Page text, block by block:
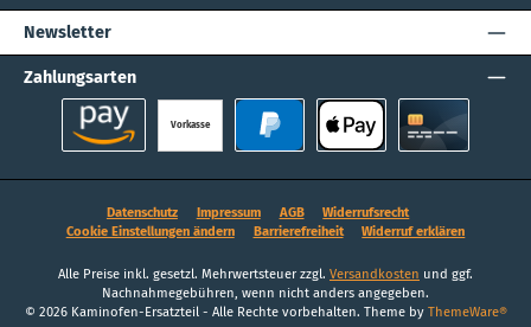
Newsletter
Zahlungsarten
Vorkasse
Datenschutz Impressum AGB
Widerrufsrecht
Cookie Einstellungen ändern
Barrierefreiheit Widerruf erklären
Alle Preise inkl. gesetzl. Mehrwertsteuer zzgl. Versandkosten und ggf.
Nachnahmegebühren, wenn nicht anders angegeben.
© 2026 Kaminofen-Ersatzteil - Alle Rechte vorbehalten. Theme by ThemeWare®